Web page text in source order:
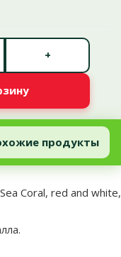
+
Coral, red and white,
продукты
Coral, red and white,